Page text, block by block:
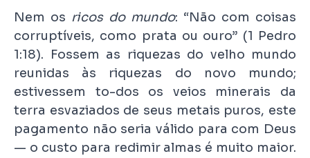
Nem os ricos do mundo: “Não com coisas
corruptíveis, como prata ou ouro” (1 Pedro
1:18). Fossem as riquezas do velho mundo
reunidas às riquezas do novo mundo;
estivessem to-dos os veios minerais da
terra esvaziados de seus metais puros, este
pagamento não seria válido para com Deus
— o custo para redimir almas é muito maior.